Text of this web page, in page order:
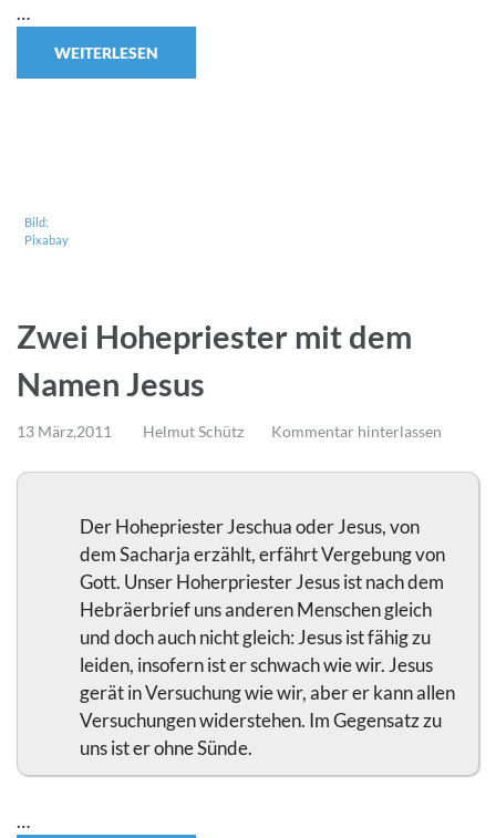
…
WEITERLESEN
Bild:
Pixabay
Zwei Hohepriester mit dem
Namen Jesus
13 März,2011 Helmut Schütz Kommentar hinterlassen
Der Hohepriester Jeschua oder Jesus, von
dem Sacharja erzählt, erfährt Vergebung von
Gott. Unser Hoherpriester Jesus ist nach dem
Hebräerbrief uns anderen Menschen gleich
und doch auch nicht gleich: Jesus ist fähig zu
leiden, insofern ist er schwach wie wir. Jesus
gerät in Versuchung wie wir, aber er kann allen
Versuchungen widerstehen. Im Gegensatz zu
uns ist er ohne Sünde.
…